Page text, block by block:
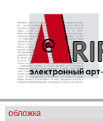
обложка